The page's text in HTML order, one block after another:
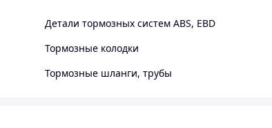
Детали тормозных систем ABS, EBD
Тормозные колодки
Тормозные шланги, трубы